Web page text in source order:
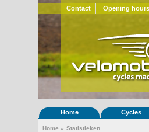
Contact Opening hours
Home Cycles
Home » Statistieken